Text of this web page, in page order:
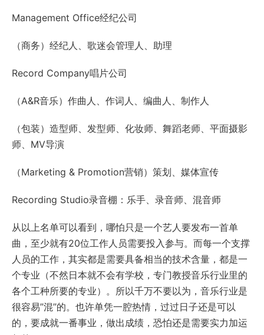
Management Office经纪公司
（商务）经纪人、歌迷会管理人、助理
Record Company唱片公司
（A&R音乐）作曲人、作词人、编曲人、制作人
（包装）造型师、发型师、化妆师、舞蹈老师、平面摄影
师、MV导演
（Marketing & Promotion营销）策划、媒体宣传
Recording Studio录音棚：乐手、录音师、混音师
从以上名单可以看到，哪怕只是一个艺人要发布一首单
曲，至少就有20位工作人员需要投入参与。而每一个支撑
人员的工作，其实都是需要具备相当的技术含量，都是一
个专业（不然日本就不会有学校，专门教授音乐行业里的
各个工种所要的专业）。所以千万不要以为，音乐行业是
很容易”混”的。也许单凭一腔热情，过过日子还是可以
的，要成就一番事业，做出成绩，恐怕还是需要实力加运